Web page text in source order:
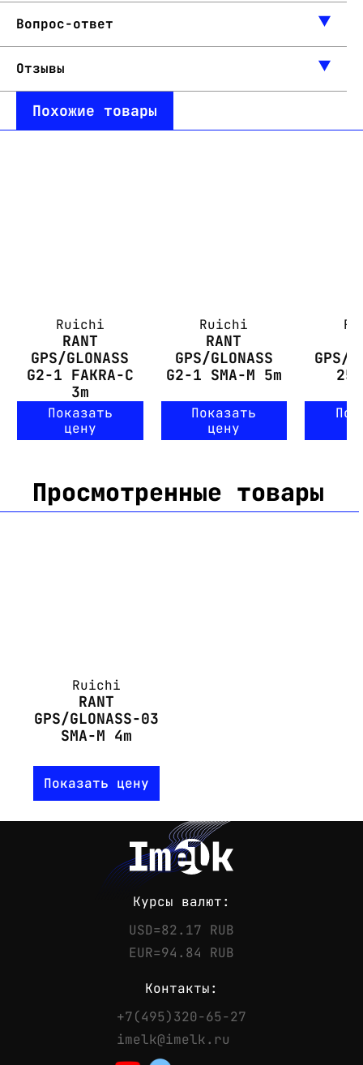
Контакты
Вопрос-ответ
Отзывы
Похожие товары
Ruichi
RANT
GPS/GLONASS
G2-1 FAKRA-C
3m
Показать
цену
Ruichi
RANT
GPS/GLONASS
G2-1 SMA-M 5m
Показать
цену
GPS/
Просмотренные товары
Ruichi
RANT
GPS/GLONASS-03
SMA-M 4m
Показать цену
Курсы валют:
USD=82.17 RUB
EUR=94.84 RUB
Контакты:
+7(495)320-65-27
imelk@imelk.ru